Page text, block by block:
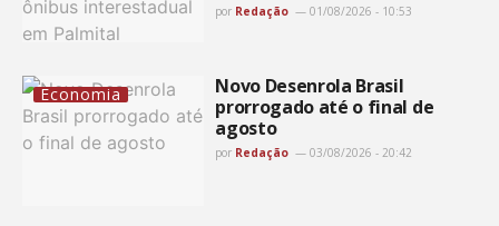
por Redação 01/08/2026 - 10:53
Economia
Novo Desenrola Brasil
prorrogado até o final de
agosto
por Redação 03/08/2026 - 20:42